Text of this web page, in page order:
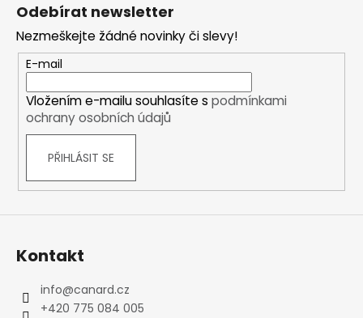
Odebírat newsletter
Nezmeškejte žádné novinky či slevy!
E-mail
Vložením e-mailu souhlasíte s podmínkami
ochrany osobních údajů
PŘIHLÁSIT SE
Kontakt
info@canard.cz
+420 775 084 005